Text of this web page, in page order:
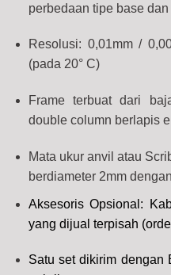
perbedaan tipe base
Resolusi: 0,01mm /
(pada 20° C)
Frame terbuat dari
double column berlapis
Mata ukur anvil atau
berdiameter 2mm
Aksesoris Opsional:
yang dijual terpisah
Satu set dikirim dengan